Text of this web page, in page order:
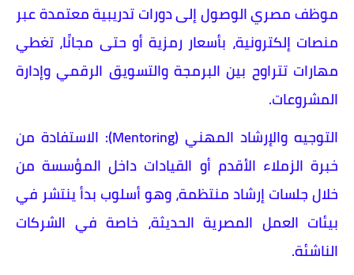
موظف مصري الوصول إلى دورات تدريبية معتمدة عبر
منصات إلكترونية، بأسعار رمزية أو حتى مجانًا، تغطي
مهارات تتراوح بين البرمجة والتسويق الرقمي وإدارة
المشروعات.
التوجيه والإرشاد المهني (Mentoring): الاستفادة من
خبرة الزملاء الأقدم أو القيادات داخل المؤسسة من
خلال جلسات إرشاد منتظمة، وهو أسلوب بدأ ينتشر في
بيئات العمل المصرية الحديثة، خاصة في الشركات
الناشئة.